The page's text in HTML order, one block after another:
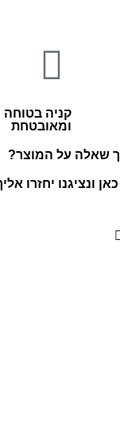
קניה בטוחה
ומאובטחת
שאלה על המוצר?
ונציגנו יחזרו